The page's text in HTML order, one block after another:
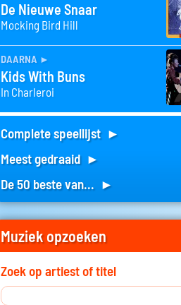
De Nieuwe Snaar
Mocking Bird Hill
daarna ►
Kids With Buns
In Charleroi
Complete speellijst ►
Meest gedraaid ►
De 50 beste van... ►
Muziek opzoeken
Zoek op artiest of titel